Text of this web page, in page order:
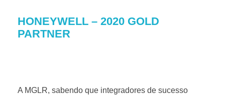
HONEYWELL – 2020 GOLD
PARTNER
A MGLR, sabendo que integradores de sucesso